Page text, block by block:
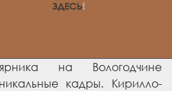
ЗДЕСЬ!
на Вологодчине
кадры. Кирилло-